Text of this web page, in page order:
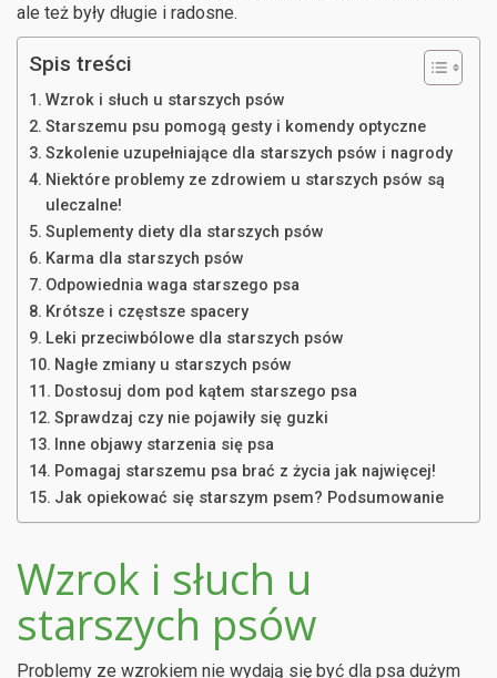
ale też były długie i radosne.
Spis treści
Wzrok i słuch u starszych psów
Starszemu psu pomogą gesty i komendy optyczne
Szkolenie uzupełniające dla starszych psów i nagrody
Niektóre problemy ze zdrowiem u starszych psów są
uleczalne!
Suplementy diety dla starszych psów
Karma dla starszych psów
Odpowiednia waga starszego psa
Krótsze i częstsze spacery
Leki przeciwbólowe dla starszych psów
Nagłe zmiany u starszych psów
Dostosuj dom pod kątem starszego psa
Sprawdzaj czy nie pojawiły się guzki
Inne objawy starzenia się psa
Pomagaj starszemu psa brać z życia jak najwięcej!
Jak opiekować się starszym psem? Podsumowanie
Wzrok i słuch u
starszych psów
Problemy ze wzrokiem nie wydają się być dla psa dużym